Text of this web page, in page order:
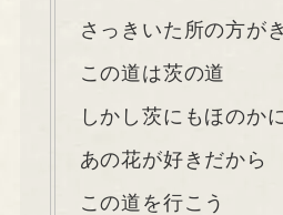
さっきいた所の方が
この道は茨の道
しかし茨にもほのか
あの花が好きだから
この道を行こう